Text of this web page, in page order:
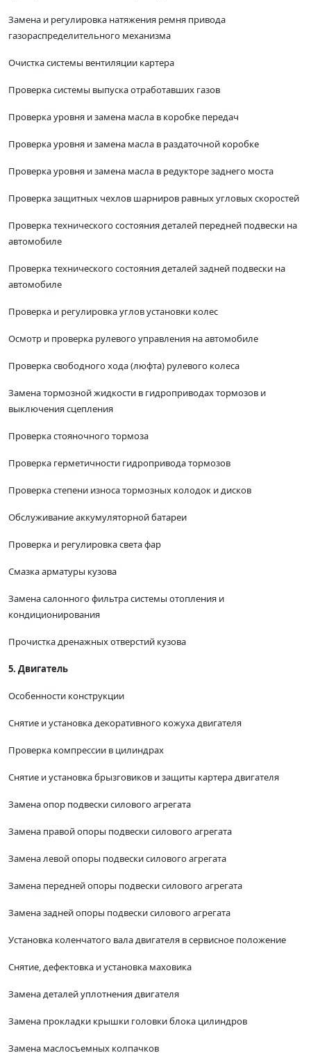
Замена и регулировка натяжения ремня привода
газораспределительного механизма
Очистка системы вентиляции картера
Проверка системы выпуска отработавших газов
Проверка уровня и замена масла в коробке передач
Проверка уровня и замена масла в раздаточной коробке
Проверка уровня и замена масла в редукторе заднего моста
Проверка защитных чехлов шарниров равных угловых скоростей
Проверка технического состояния деталей передней подвески на
автомобиле
Проверка технического состояния деталей задней подвески на
автомобиле
Проверка и регулировка углов установки колес
Осмотр и проверка рулевого управления на автомобиле
Проверка свободного хода (люфта) рулевого колеса
Замена тормозной жидкости в гидроприводах тормозов и
выключения сцепления
Проверка стояночного тормоза
Проверка герметичности гидропривода тормозов
Проверка степени износа тормозных колодок и дисков
Обслуживание аккумуляторной батареи
Проверка и регулировка света фар
Смазка арматуры кузова
Замена салонного фильтра системы отопления и
кондиционирования
Прочистка дренажных отверстий кузова
5. Двигатель
Особенности конструкции
Снятие и установка декоративного кожуха двигателя
Проверка компрессии в цилиндрах
Снятие и установка брызговиков и защиты картера двигателя
Замена опор подвески силового агрегата
Замена правой опоры подвески силового агрегата
Замена левой опоры подвески силового агрегата
Замена передней опоры подвески силового агрегата
Замена задней опоры подвески силового агрегата
Установка коленчатого вала двигателя в сервисное положение
Снятие, дефектовка и установка маховика
Замена деталей уплотнения двигателя
Замена прокладки крышки головки блока цилиндров
Замена маслосъемных колпачков